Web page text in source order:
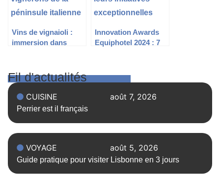
Vins de vignaioli :
immersion dans
péninsule italienne
Innovation Awards
Equiphotel 2024 : 7
exceptionnelles
Fil d'actualités
CUISINE août 7, 2026
Perrier est il français
VOYAGE août 5, 2026
Guide pratique pour visiter Lisbonne en 3 jours